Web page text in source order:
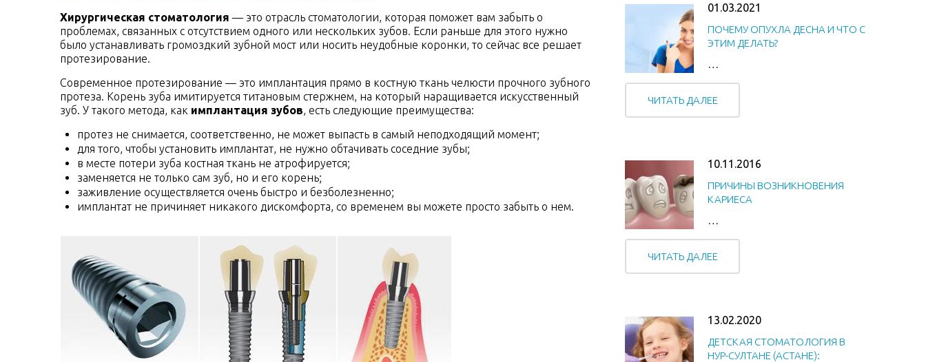
Хирургическая стоматология — это отрасль стоматологии, которая поможет вам забыть о
проблемах, связанных с отсутствием одного или нескольких зубов. Если раньше для этого нужно
было устанавливать громоздкий зубной мост или носить неудобные коронки, то сейчас все решает
протезирование.
Современное протезирование — это имплантация прямо в костную ткань челюсти прочного зубного
протеза. Корень зуба имитируется титановым стержнем, на который наращивается искусственный
зуб. У такого метода, как имплантация зубов, есть следующие преимущества:
протез не снимается, соответственно, не может выпасть в самый неподходящий момент;
для того, чтобы установить имплантат, не нужно обтачивать соседние зубы;
в месте потери зуба костная ткань не атрофируется;
заменяется не только сам зуб, но и его корень;
заживление осуществляется очень быстро и безболезненно;
имплантат не причиняет никакого дискомфорта, со временем вы можете просто забыть о нем.
01.03.2021
ПОЧЕМУ ОПУХЛА ДЕСНА И ЧТО С
ЭТИМ ДЕЛАТЬ?
…
ЧИТАТЬ ДАЛЕЕ
10.11.2016
ПРИЧИНЫ ВОЗНИКНОВЕНИЯ
КАРИЕСА
…
ЧИТАТЬ ДАЛЕЕ
13.02.2020
ДЕТСКАЯ СТОМАТОЛОГИЯ В
НУР-СУЛТАНЕ (АСТАНЕ):